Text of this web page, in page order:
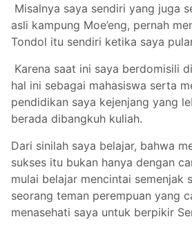
Misalnya saya sendiri yang juga
asli kampung Moe’eng, pernah
Tondol itu sendiri ketika saya
Karena saat ini saya berdomisili
hal ini sebagai mahasiswa serta
pendidikan saya kejenjang yang
berada dibangkuh kuliah.
Dari sinilah saya belajar, bahwa
sukses itu bukan hanya dengan
mulai belajar mencintai semenjak
seorang teman perempuan yang
menasehati saya untuk berpikir